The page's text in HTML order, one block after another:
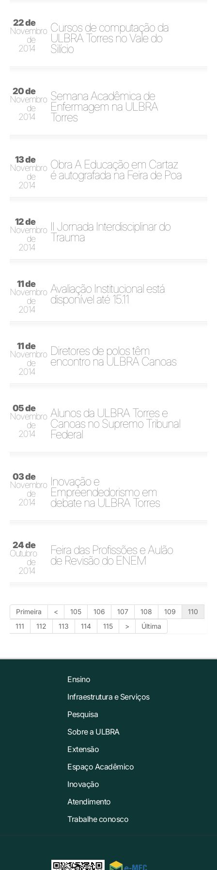
22 de
Novembro
de
2014
Cursos de computação da
ULBRA Torres no Vale do
Silício
20 de
Novembro
de
2014
Semana Acadêmica de
Enfermagem na ULBRA
Torres
13 de
Novembro
de
2014
Obra A Educação em Cartaz
é autografada na Feira de Poa
12 de
Novembro
de
2014
II Jornada Interdisciplinar do
Trauma
11 de
Novembro
de
2014
Avaliação Institucional está
disponível até 15.11
11 de
Novembro
de
2014
Diretores de polos têm
encontro na ULBRA Canoas
05 de
Novembro
de
2014
Alunos da ULBRA Torres e
Canoas no Supremo Tribunal
Federal
03 de
Novembro
de
2014
Inovação e
Empreendedorismo em
debate na ULBRA Torres
24 de
Outubro
de
2014
Feira das Profissões e Aulão
de Revisão do ENEM
Primeira < 105 106 107 108 109
110
111
112 113 114 115 > Última
Ensino
Infraestrutura e Serviços
Pesquisa
Sobre a ULBRA
Extensão
Espaço Acadêmico
Inovação
Atendimento
Trabalhe conosco